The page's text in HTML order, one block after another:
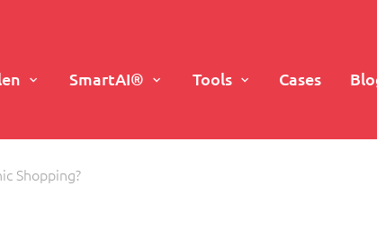
SmartAI® Tools Cases
Shopping?